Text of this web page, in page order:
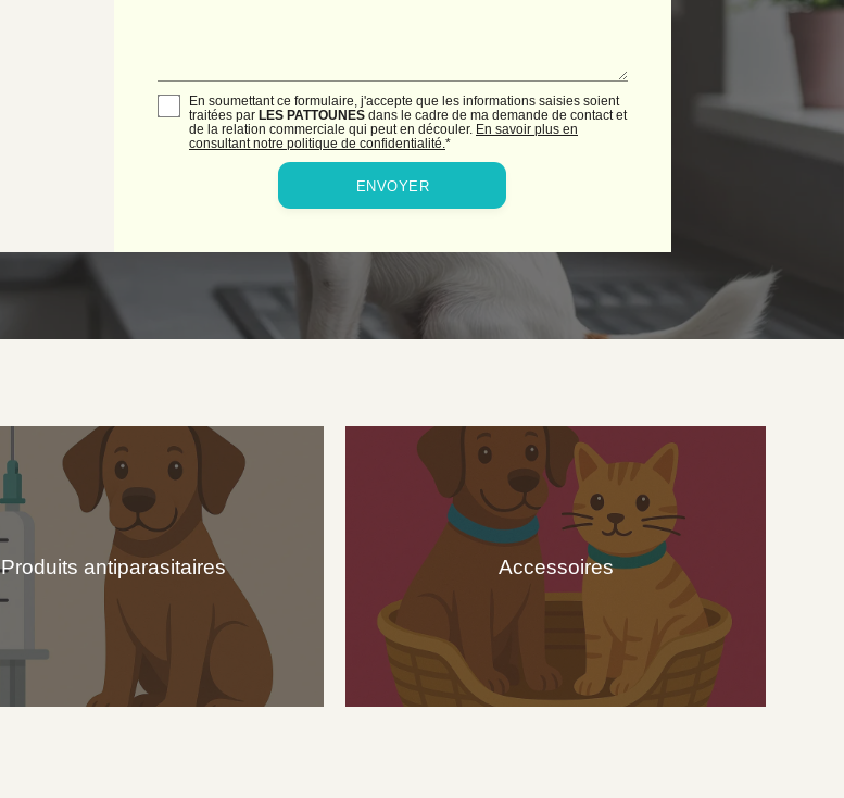
En soumettant ce formulaire, j'accepte que les informations saisies soient
traitées par LES PATTOUNES dans le cadre de ma demande de contact et
de la relation commerciale qui peut en découler. En savoir plus en
consultant notre politique de confidentialité.*
Produits antiparasitaires Accessoires